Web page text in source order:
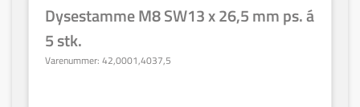
Dysestamme M8 SW13 x 26,5 mm ps. á
5 stk.
Varenummer: 42,0001,4037,5